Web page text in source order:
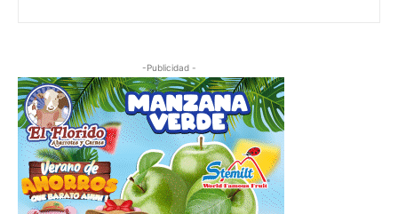
-Publicidad -